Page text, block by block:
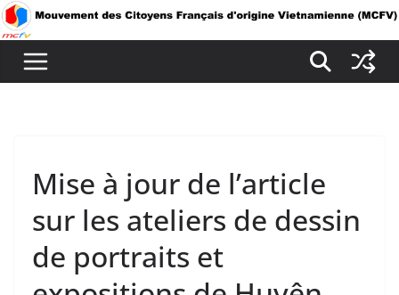
Passer
au
contenu
Mise à jour de l’article
sur les ateliers de dessin
de portraits et